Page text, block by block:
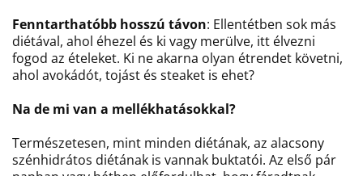
Fenntarthatóbb hosszú távon: Ellentétben sok más
diétával, ahol éhezel és ki vagy merülve, itt élvezni
fogod az ételeket. Ki ne akarna olyan étrendet követni,
ahol avokádót, tojást és steaket is ehet?
Na de mi van a mellékhatásokkal?
Természetesen, mint minden diétának, az alacsony
szénhidrátos diétának is vannak buktatói. Az első pár